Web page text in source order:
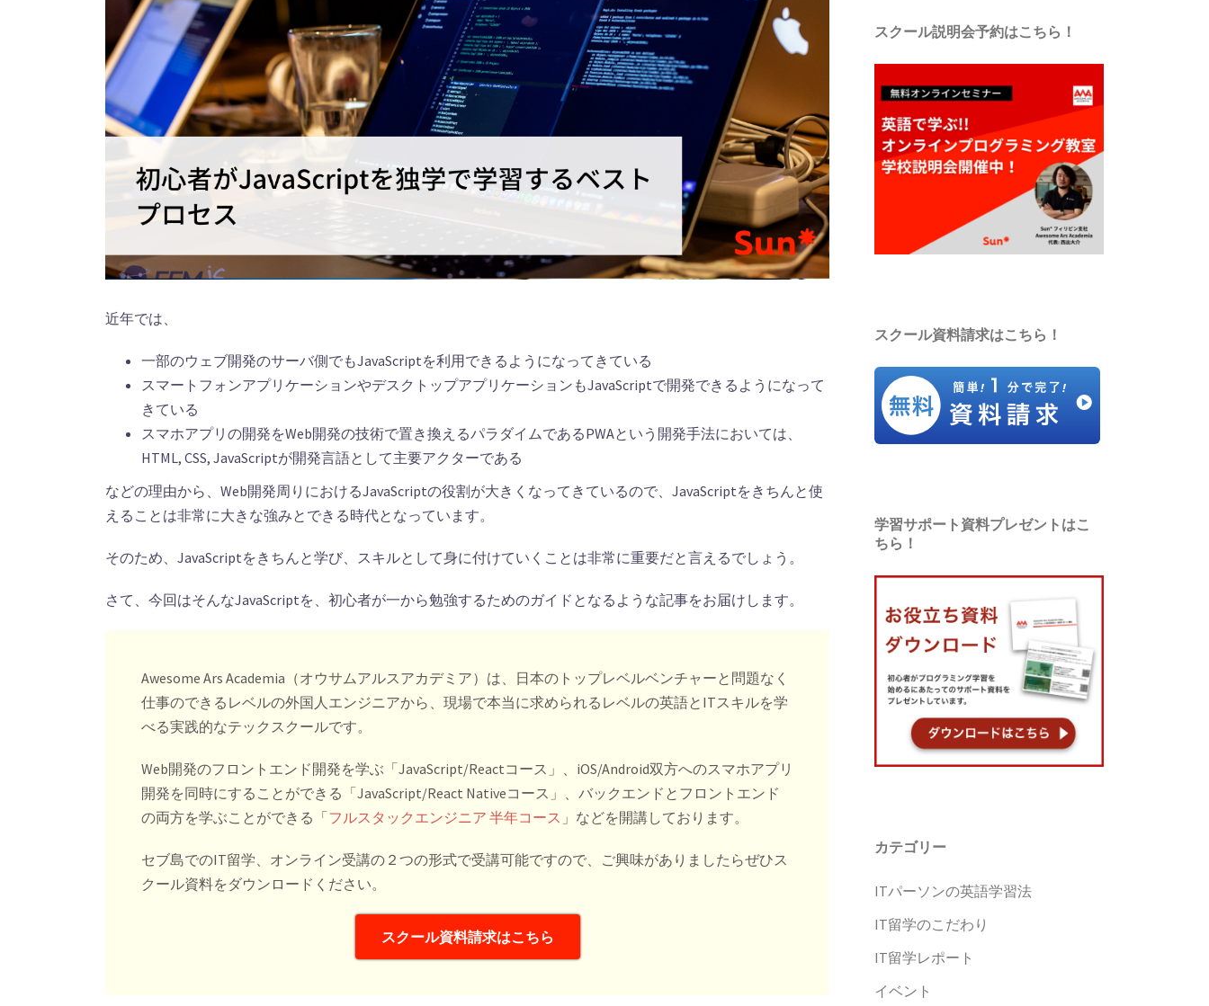
近年では、
一部のウェブ開発のサーバ側でもJavaScriptを利用できるようになってきている
スマートフォンアプリケーションやデスクトップアプリケーションもJavaScriptで開発できるようになって
きている
スマホアプリの開発をWeb開発の技術で置き換えるパラダイムであるPWAという開発手法においては、
HTML, CSS, JavaScriptが開発言語として主要アクターである
などの理由から、Web開発周りにおけるJavaScriptの役割が大きくなってきているので、JavaScriptをきちんと使
えることは非常に大きな強みとできる時代となっています。
そのため、JavaScriptをきちんと学び、スキルとして身に付けていくことは非常に重要だと言えるでしょう。
さて、今回はそんなJavaScriptを、初心者が一から勉強するためのガイドとなるような記事をお届けします。
Awesome Ars Academia（オウサムアルスアカデミア）は、日本のトップレベルベンチャーと問題なく
仕事のできるレベルの外国人エンジニアから、現場で本当に求められるレベルの英語とITスキルを学
べる実践的なテックスクールです。
Web開発のフロントエンド開発を学ぶ「JavaScript/Reactコース」、iOS/Android双方へのスマホアプリ
開発を同時にすることができる「JavaScript/React Nativeコース」、バックエンドとフロントエンド
の両方を学ぶことができる「フルスタックエンジニア 半年コース 」などを開講しております。
セブ島でのIT留学、オンライン受講の２つの形式で受講可能ですので、ご興味がありましたらぜひス
クール資料をダウンロードください。
スクール資料請求はこちら
スクール説明会予約はこちら！
スクール資料請求はこちら！
学習サポート資料プレゼントはこ
ちら！
カテゴリー
ITパーソンの英語学習法
IT留学のこだわり
IT留学レポート
イベント